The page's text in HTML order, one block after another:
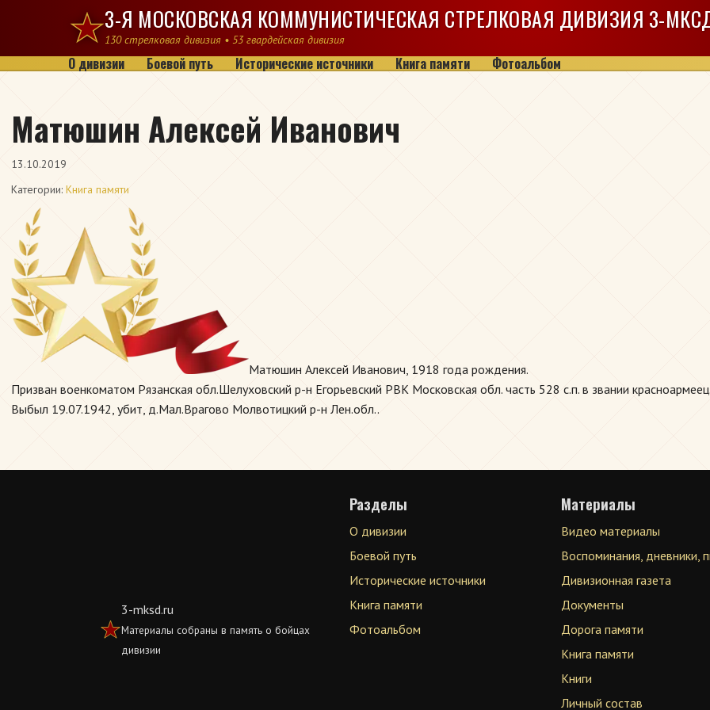
Перейти к содержимому3-Я МОСКОВСКАЯ КОММУНИСТИЧЕСКАЯ СТРЕЛКОВАЯ ДИВИЗИЯ 3-
130 стрелковая дивизия • 53 гвардейская дивизия
О дивизии Боевой путь Исторические источники Книга памяти Фотоальбом
Матюшин Алексей Иванович
13.10.2019
Категории: Книга памяти
Матюшин Алексей Иванович, 1918 года рождения.
Призван военкоматом Рязанская обл.Шелуховский р-н Егорьевский РВК Московская обл. часть 528 с.п. в звании
Выбыл 19.07.1942, убит, д.Мал.Врагово Молвотицкий р-н Лен.обл..
3-mksd.ru
Материалы собраны в память о бойцах
дивизии
Разделы
О дивизии
Боевой путь
Исторические источники
Книга памяти
Фотоальбом
Материалы
Видео материалы
Воспоминания, дневники,
Дивизионная газета
Документы
Дорога памяти
Книга памяти
Книги
Личный состав